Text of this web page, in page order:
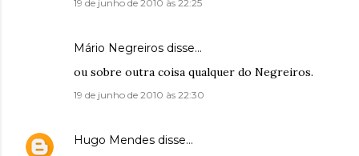
19 de junho de 2010 às 22:25
Mário Negreiros disse…
ou sobre outra coisa qualquer do Negreiros.
19 de junho de 2010 às 22:30
Hugo Mendes disse…